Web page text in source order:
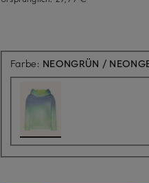
Farbe: NEONGRÜN /